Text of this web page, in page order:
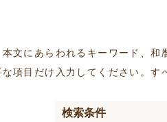
文にあらわれるキーワード、
な項目だけ入力してください。
検索条件